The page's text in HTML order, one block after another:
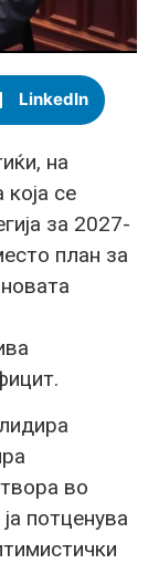
LinkedIn
на
се
за 2027-
план за
во
потценува